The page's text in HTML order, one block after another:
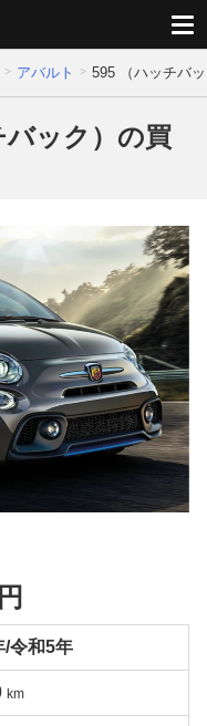
アバルト 595 （ハッチバ
ック）の買
/令和5年
km